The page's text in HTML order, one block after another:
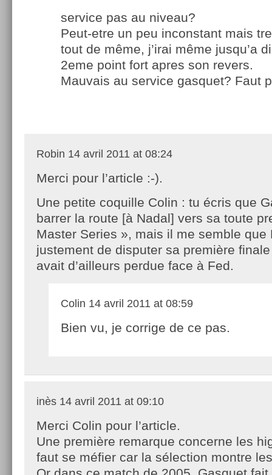
service pas au niveau?
Peut-etre un peu inconstant mais
tout de même, j’irai même jusqu’a
2eme point fort apres son revers.
Mauvais au service gasquet? Faut
Robin 14 avril 2011 at 08:24
Merci pour l’article :-).
Une petite coquille Colin : tu écris que
barrer la route [à Nadal] vers sa toute
Master Series », mais il me semble que
justement de disputer sa première finale
avait d’ailleurs perdue face à Fed.
Colin 14 avril 2011 at 08:59
Bien vu, je corrige de ce pas.
inès 14 avril 2011 at 09:10
Merci Colin pour l’article.
Une première remarque concerne les
faut se méfier car la sélection montre